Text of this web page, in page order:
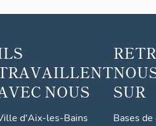
NOUS
d'Aix-les-Bains
SUR
Bases